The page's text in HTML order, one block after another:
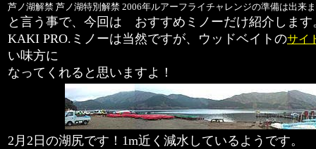
芦ノ湖解禁 芦ノ湖特別解禁 2006年ルアーフライチャレンジの準備は出来
と言う事で、今回は おすすめミノーだけ紹介します
KAKI PRO.ミノーは当然ですが、ウッドベイトのサイ
い味方に
なってくれると思いますよ！
2月2日の湖尻です！1m近く減水しているようです。